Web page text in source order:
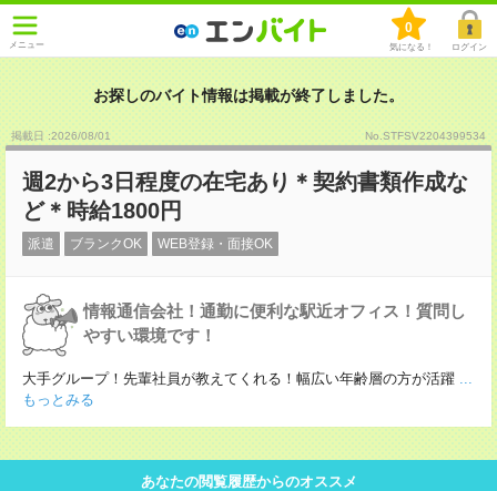
メニュー
0
気になる！ ログイン
お探しのバイト情報は掲載が終了しました。
掲載日 :2026/08/01 No.STFSV2204399534
週2から3日程度の在宅あり＊契約書類作成な
ど＊時給1800円
派遣 ブランクOK WEB登録・面接OK
情報通信会社！通勤に便利な駅近オフィス！質問し
やすい環境です！
大手グループ！先輩社員が教えてくれる！幅広い年齢層の方が活躍 ...
もっとみる
あなたの閲覧履歴からのオススメ